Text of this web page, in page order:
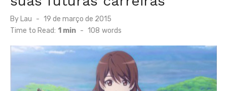
By Lau
Posted
on
19 de março de 2015
Time to Read: 1 min - 108 words